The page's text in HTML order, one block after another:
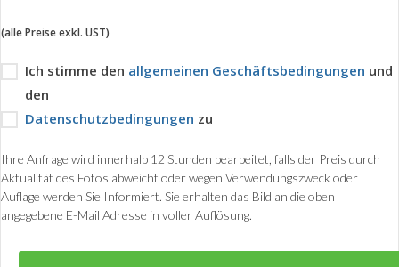
(alle Preise exkl. UST)
Ich stimme den allgemeinen Geschäftsbedingungen und
den
Datenschutzbedingungen zu
Ihre Anfrage wird innerhalb 12 Stunden bearbeitet, falls der Preis durch
Aktualität des Fotos abweicht oder wegen Verwendungszweck oder
Auflage werden Sie Informiert. Sie erhalten das Bild an die oben
angegebene E-Mail Adresse in voller Auflösung.